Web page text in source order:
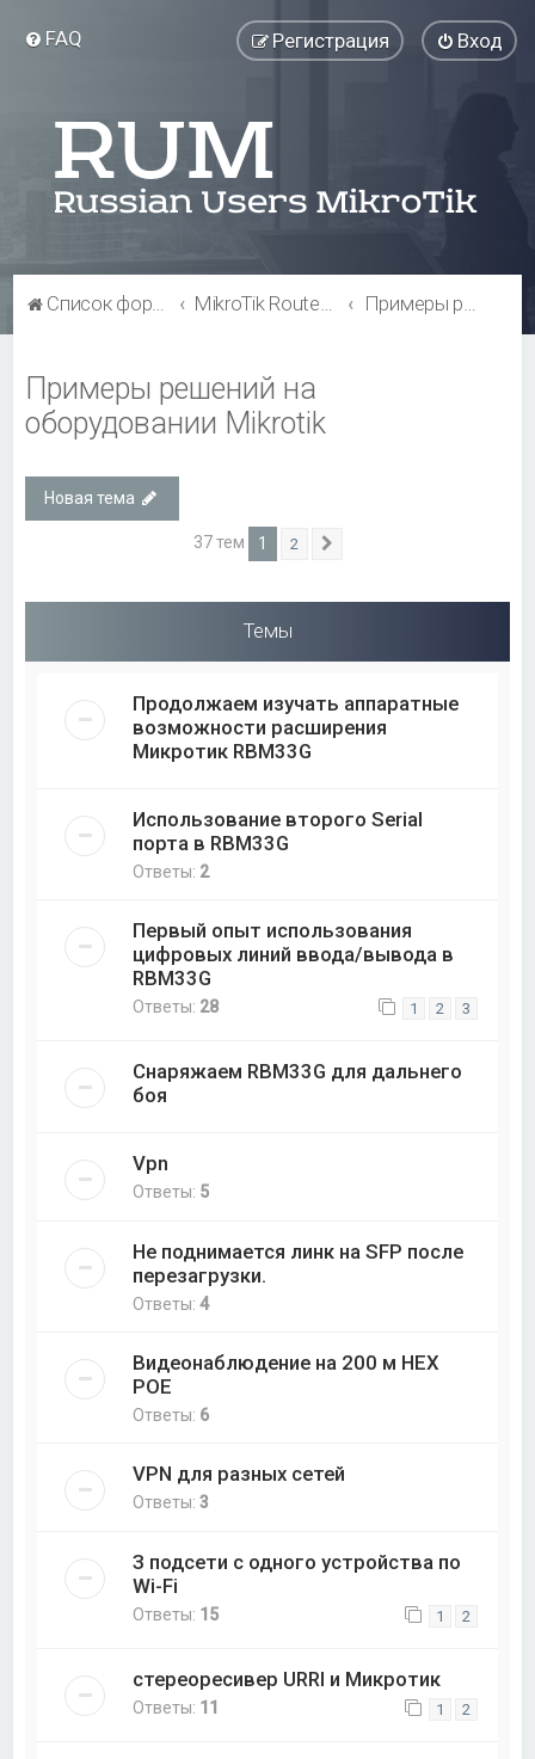
FAQ Вход
Регистрация
Список форумов MikroTik RouterBOARD Примеры решений на оборудовании Mikrotik
Примеры решений на
оборудовании Mikrotik
Новая тема
37 тем 1 2
Темы
Продолжаем изучать аппаратные
возможности расширения
Микротик RBM33G
Использование второго Serial
порта в RBM33G
Ответы: 2
Первый опыт использования
цифровых линий ввода/вывода в
RBM33G
Ответы: 28 1 2 3
Снаряжаем RBM33G для дальнего
боя
Vpn
Ответы: 5
Не поднимается линк на SFP после
перезагрузки.
Ответы:4
Видеонаблюдение на 200 м НЕХ
РОЕ
Ответы: 6
VPN для разных сетей
Ответы:3
З подсети с одного устройства по
Wi-Fi
Ответы: 15 1 2
стереоресивер URRI и Микротик
Ответы: 11 1 2